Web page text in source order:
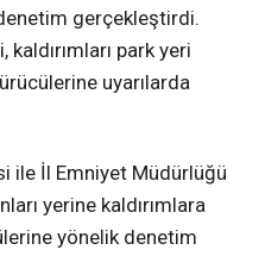
gerçekleştirdi.
park yeri
uyarılarda
ile İl Emniyet Müdürlüğü
yerine kaldırımlara
yönelik denetim